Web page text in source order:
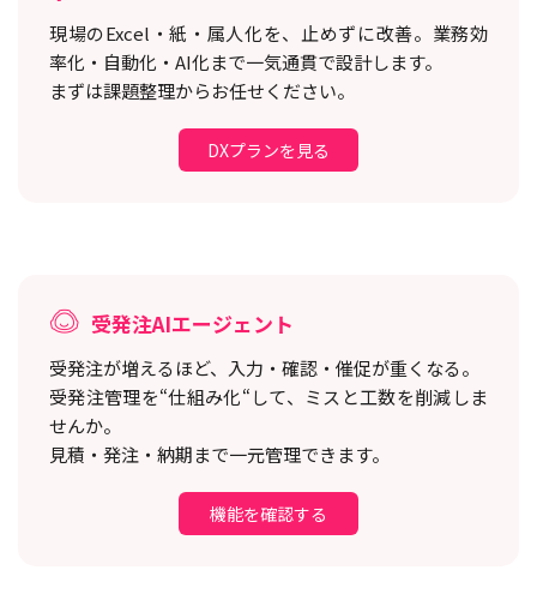
現場のExcel・紙・属人化を、止めずに改善。 業務効
率化・自動化・AI化まで一気通貫で設計します。
まずは課題整理からお任せください。
DXプランを見る
受発注AIエージェント
受発注が増えるほど、入力・確認・催促が重くなる。
受発注管理を“仕組み化“して、ミスと工数を削減しま
せんか。
見積・発注・納期まで一元管理できます。
機能を確認する